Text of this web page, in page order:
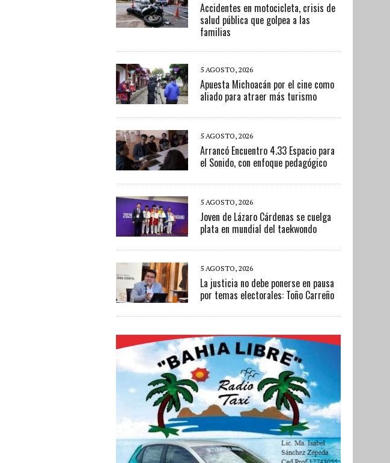
Accidentes en motocicleta, crisis de
salud pública que golpea a las
familias
5 AGOSTO, 2026
Apuesta Michoacán por el cine como
aliado para atraer más turismo
5 AGOSTO, 2026
Arrancó Encuentro 4.33 Espacio para
el Sonido, con enfoque pedagógico
5 AGOSTO, 2026
Joven de Lázaro Cárdenas se cuelga
plata en mundial del taekwondo
5 AGOSTO, 2026
La justicia no debe ponerse en pausa
por temas electorales: Toño Carreño